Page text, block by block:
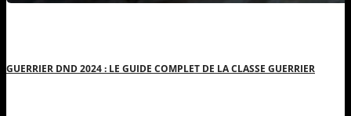
GUERRIER DND 2024 : LE GUIDE COMPLET DE LA CLASSE GUERRIER